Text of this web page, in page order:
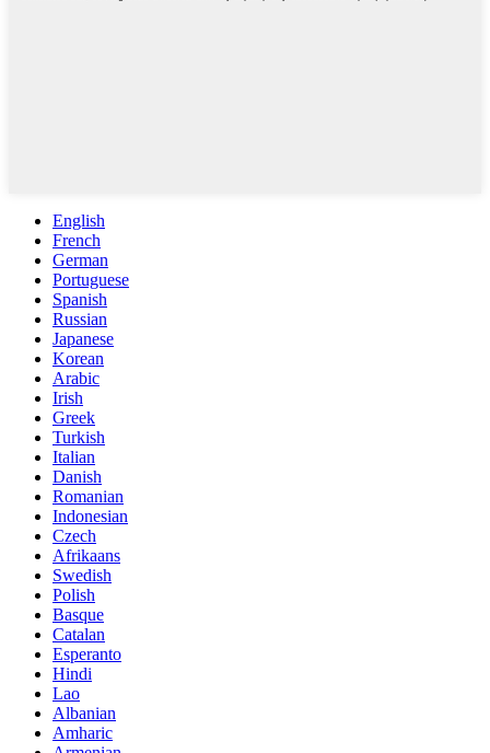
English
French
German
Portuguese
Spanish
Russian
Japanese
Korean
Arabic
Irish
Greek
Turkish
Italian
Danish
Romanian
Indonesian
Czech
Afrikaans
Swedish
Polish
Basque
Catalan
Esperanto
Hindi
Lao
Albanian
Amharic